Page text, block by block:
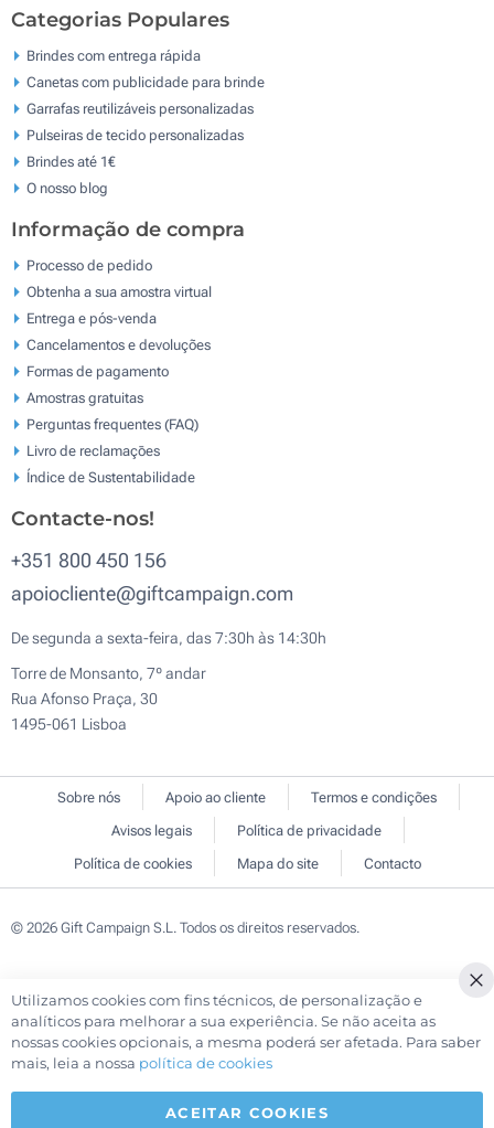
Categorias Populares
Brindes com entrega rápida
Canetas com publicidade para brinde
Garrafas reutilizáveis personalizadas
Pulseiras de tecido personalizadas
Brindes até 1€
O nosso blog
Informação de compra
Processo de pedido
Obtenha a sua amostra virtual
Entrega e pós-venda
Cancelamentos e devoluções
Formas de pagamento
Amostras gratuitas
Perguntas frequentes (FAQ)
Livro de reclamaçōes
Índice de Sustentabilidade
Contacte-nos!
+351 800 450 156
apoiocliente@giftcampaign.com
De segunda a sexta-feira, das 7:30h às 14:30h
Torre de Monsanto, 7º andar
Rua Afonso Praça, 30
1495-061 Lisboa
Sobre nós Apoio ao cliente
Termos e condições
Avisos legais
Política de privacidade
Política de cookies
Mapa do site Contacto
© 2026 Gift Campaign S.L. Todos os direitos reservados.
Utilizamos cookies com fins técnicos, de personalização e
analíticos para melhorar a sua experiência. Se não aceita as
nossas cookies opcionais, a mesma poderá ser afetada. Para saber
mais, leia a nossa política de cookies
ACEITAR COOKIES